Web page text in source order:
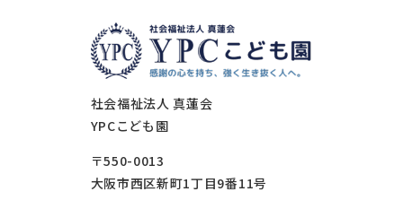
社会福祉法人 真蓮会
YPCこども園
〒550-0013
大阪市西区新町1丁目9番11号